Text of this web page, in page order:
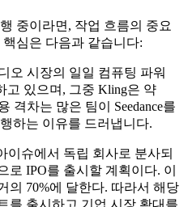
중이라면, 작업 흐름의 중요
심은 다음과 같습니다:
오 시장의 일일 컴퓨팅 파워
고 있으며, 그중 Kling은 약
격차는 많은 팀이 Seedance를
하는 이유를 드러냅니다.
이슈에서 독립 회사로 분사되
로 IPO를 출시할 계획이다. 이
의 70%에 달한다. 따라서 해당
를 출시하고 기업 시장 확대를